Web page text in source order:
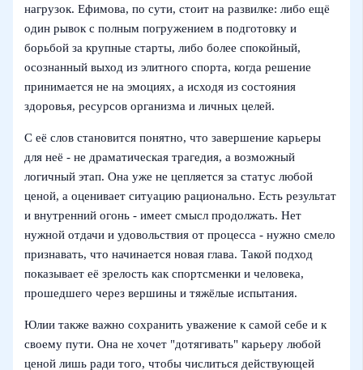
нагрузок. Ефимова, по сути, стоит на развилке: либо ещё
один рывок с полным погружением в подготовку и
борьбой за крупные старты, либо более спокойный,
осознанный выход из элитного спорта, когда решение
принимается не на эмоциях, а исходя из состояния
здоровья, ресурсов организма и личных целей.
С её слов становится понятно, что завершение карьеры
для неё - не драматическая трагедия, а возможный
логичный этап. Она уже не цепляется за статус любой
ценой, а оценивает ситуацию рационально. Есть результат
и внутренний огонь - имеет смысл продолжать. Нет
нужной отдачи и удовольствия от процесса - нужно смело
признавать, что начинается новая глава. Такой подход
показывает её зрелость как спортсменки и человека,
прошедшего через вершины и тяжёлые испытания.
Юлии также важно сохранить уважение к самой себе и к
своему пути. Она не хочет "дотягивать" карьеру любой
ценой лишь ради того, чтобы числиться действующей